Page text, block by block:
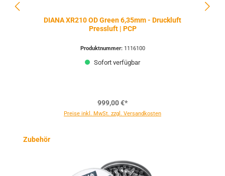
DIANA XR210 OD Green 6,35mm - Druckluft
Pressluft | PCP
Produktnummer: 1116100
Sofort verfügbar
999,00 €*
Preise inkl. MwSt. zzgl. Versandkosten
Produktgalerie überspringen
Zubehör